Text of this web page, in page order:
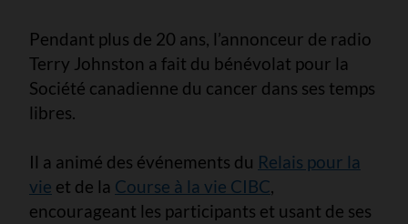
Pendant plus de 20 ans, l’annonceur de radio
Terry Johnston a fait du bénévolat pour la
Société canadienne du cancer dans ses temps
libres.
Il a animé des événements du Relais pour la
vie et de la Course à la vie CIBC,
encourageant les participants et usant de ses